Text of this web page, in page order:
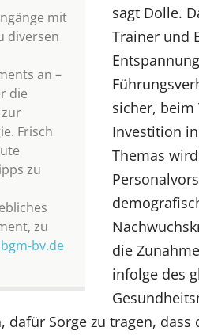
mit
diversen
an –
die
Frisch
zu
zu
bv.de
sagt Dolle.
Trainer und
sicher, beim
Investition
Themas
die
infolge des
dafür Sorge zu tragen,